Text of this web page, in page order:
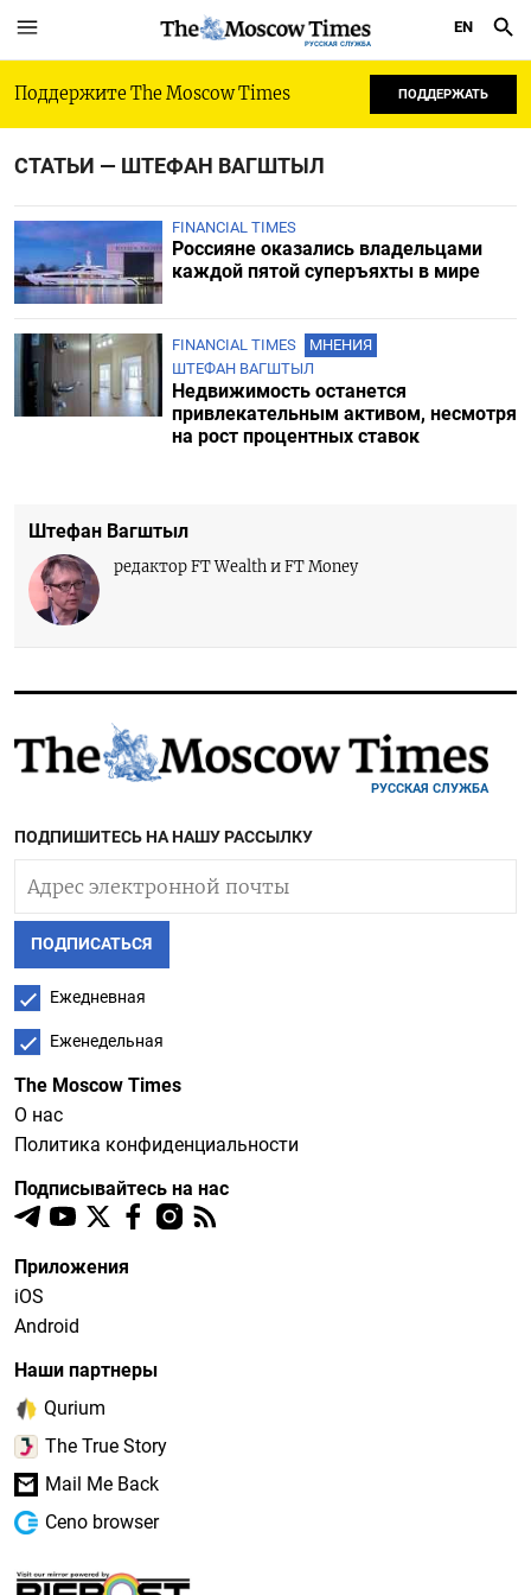
РУССКАЯ СЛУЖБА
EN
Поддержите The Moscow Times ПОДДЕРЖАТЬ
СТАТЬИ — ШТЕФАН ВАГШТЫЛ
FINANCIAL TIMES
Россияне оказались владельцами
каждой пятой суперъяхты в мире
FINANCIAL TIMES
МНЕНИЯ
ШТЕФАН ВАГШТЫЛ
Недвижимость останется
привлекательным активом, несмотря
на рост процентных ставок
Штефан Вагштыл
редактор FT Wealth и FT Money
РУССКАЯ СЛУЖБА
ПОДПИШИТЕСЬ НА НАШУ РАССЫЛКУ
ПОДПИСАТЬСЯ
Ежедневная
Еженедельная
The Moscow Times
О нас
Политика конфиденциальности
Подписывайтесь на нас
Приложения
iOS
Android
Наши партнеры
Qurium
The True Story
Mail Me Back
Ceno browser